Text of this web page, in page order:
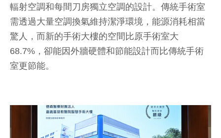
輻射空調和每間刀房獨立空調的設計。傳統手術室
需透過大量空調換氣維持潔淨環境，能源消耗相當
驚人，而新的手術大樓的空間比原手術室大
68.7%，卻能因外牆硬體和節能設計而比傳統手術
室更節能。